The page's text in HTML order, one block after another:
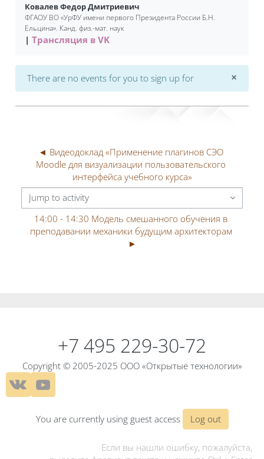
Ковалев Федор Дмитриевич
ФГАОУ ВО «УрФУ имени первого Президента России Б.Н.
Ельцина». Канд. физ.-мат. наук
Трансляция в VK
There are no events for you to sign up for ×
◄ Видеодоклад «Применение плагинов СЭО
Moodle для визуализации пользовательского
интерфейса учебного курса»
Jump to activity
14:00 - 14:30 Модель смешанного обучения в
преподавании механики будущим архитекторам
►
+7 495 229-30-72
Copyright © 2005-2025 ООО «Открытые технологии»
You are currently using guest access Log out
Если вы нашли ошибку, пожалуйста,